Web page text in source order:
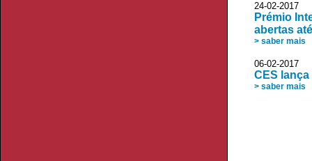
24-02-2017
Prémio
abertas
> saber mais
06-02-
CES
> saber mais